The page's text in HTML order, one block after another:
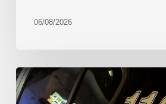
06/08/2026